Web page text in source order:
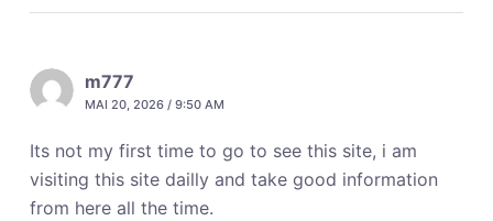
m777
MAI 20, 2026 / 9:50 AM
Its not my first time to go to see this site, i am
visiting this site dailly and take good information
from here all the time.